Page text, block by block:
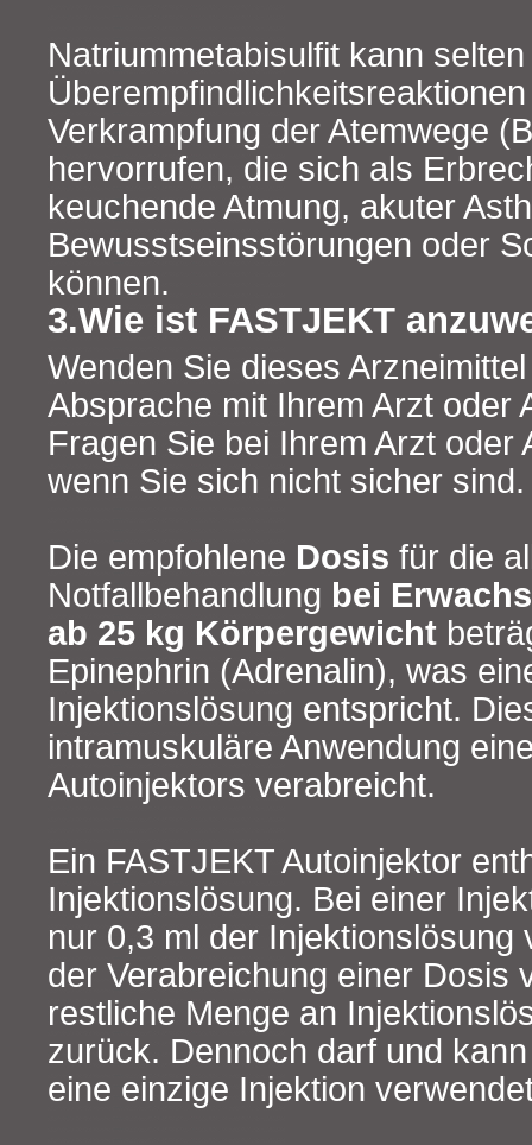
Natriummetabisulfit kann
Verkrampfung der Atemwege
hervorrufen, die sich als
keuchende Atmung, akuter
Bewusstseinsstörungen oder
können.
3.Wie ist FASTJEKT
Wenden Sie dieses
Absprache mit Ihrem Arzt oder
Fragen Sie bei Ihrem Arzt oder
wenn Sie sich nicht sicher sind.
Die empfohlene Dosis für die
Notfallbehandlung bei
ab 25 kg Körpergewicht
Epinephrin (Adrenalin), was
Injektionslösung entspricht.
intramuskuläre Anwendung
Autoinjektors verabreicht.
Ein FASTJEKT Autoinjektor
Injektionslösung. Bei einer
nur 0,3 ml der Injektionslösung
der Verabreichung einer Dosis
restliche Menge an
zurück. Dennoch darf und
eine einzige Injektion